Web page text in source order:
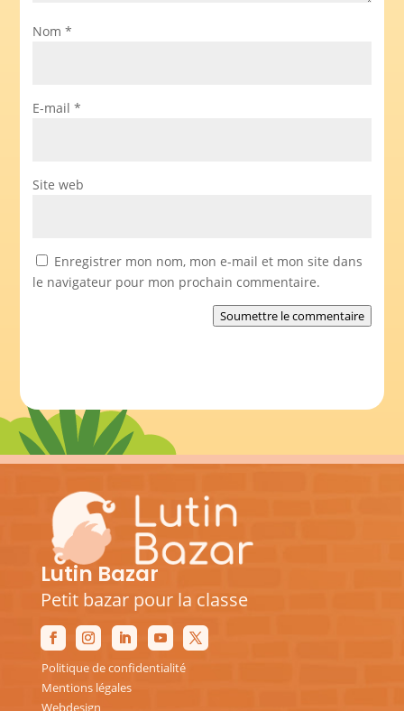
Nom *
E-mail *
Site web
Enregistrer mon nom, mon e-mail et mon site dans
le navigateur pour mon prochain commentaire.
Soumettre le commentaire
Lutin Bazar
Petit bazar pour la classe
Politique de confidentialité
Mentions légales
Webdesign